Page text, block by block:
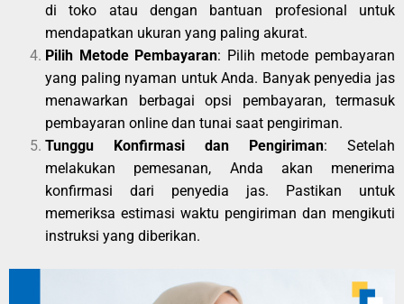
di toko atau dengan bantuan profesional untuk
mendapatkan ukuran yang paling akurat.
Pilih Metode Pembayaran: Pilih metode pembayaran
yang paling nyaman untuk Anda. Banyak penyedia jas
menawarkan berbagai opsi pembayaran, termasuk
pembayaran online dan tunai saat pengiriman.
Tunggu Konfirmasi dan Pengiriman: Setelah
melakukan pemesanan, Anda akan menerima
konfirmasi dari penyedia jas. Pastikan untuk
memeriksa estimasi waktu pengiriman dan mengikuti
instruksi yang diberikan.